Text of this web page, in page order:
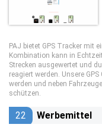
PAJ bietet GPS Tracker mit
Kombination kann in
Strecken ausgewertet und
reagiert werden. Unsere
werden und neben
schützen.
22 Werbemittel